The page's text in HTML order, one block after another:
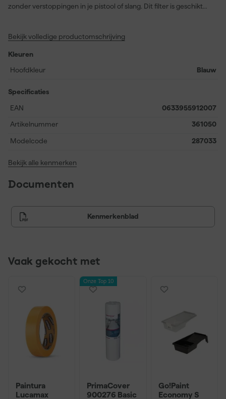
zonder verstoppingen in je pistool of slang. Dit filter is geschikt
kleinste ongewenste vervuiling uit je verfsysteem gefilterd, wat
verspuiten van lak of vernis is het gebruik van het blauwe 100
mesh filter essentieel. Gebruik je de airless verfspuit tijdelijk niet,
voor betrouwbaarheid en behoud de perfecte werking van je
Bekijk volledige productomschrijving
Kleuren
Hoofdkleur
Blauw
Specificaties
EAN
0633955912007
Artikelnummer 361050
Modelcode 287033
Bekijk alle kenmerken
Documenten
Kenmerkenblad
Vaak gekocht met
Paintura
Lucamax
Onze Top 10
PrimaCover
900276 Basic
Go!Paint
Economy S